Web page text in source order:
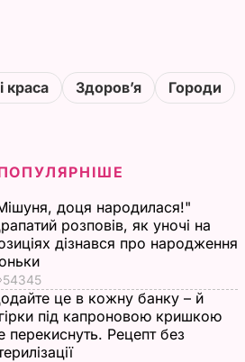
краса Здоровʼя Городи
доця народилася!"
розповів, як уночі на
дізнався про народження
54345
це в кожну банку – й
під капроновою кришкою
перекиснуть. Рецепт без